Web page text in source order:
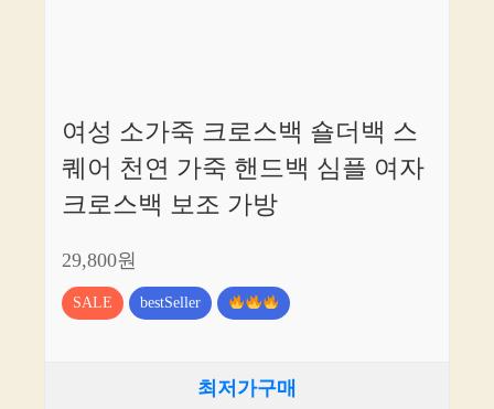
여성 소가죽 크로스백 숄더백 스
퀘어 천연 가죽 핸드백 심플 여자
크로스백 보조 가방
29,800원
SALE bestSeller
최저가구매